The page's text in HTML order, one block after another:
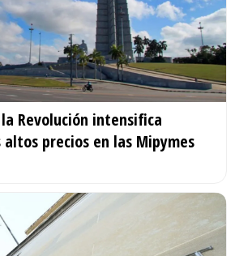
la Revolución intensifica
precios en las Mipymes